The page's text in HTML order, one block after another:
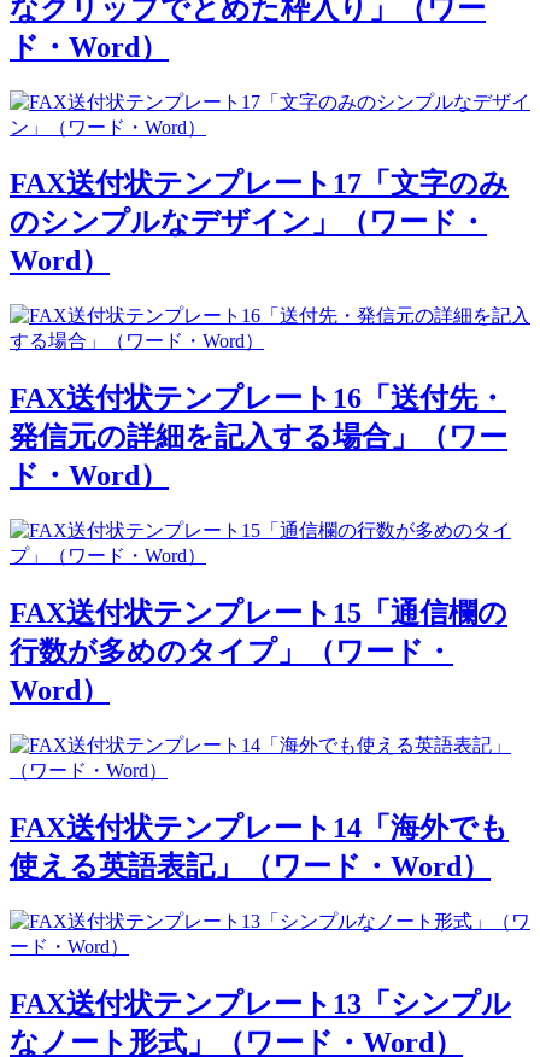
なクリップでとめた枠入り」（ワー
ド・Word）
FAX送付状テンプレート17「文字のみ
のシンプルなデザイン」（ワード・
Word）
FAX送付状テンプレート16「送付先・
発信元の詳細を記入する場合」（ワー
ド・Word）
FAX送付状テンプレート15「通信欄の
行数が多めのタイプ」（ワード・
Word）
FAX送付状テンプレート14「海外でも
使える英語表記」（ワード・Word）
FAX送付状テンプレート13「シンプル
なノート形式」（ワード・Word）